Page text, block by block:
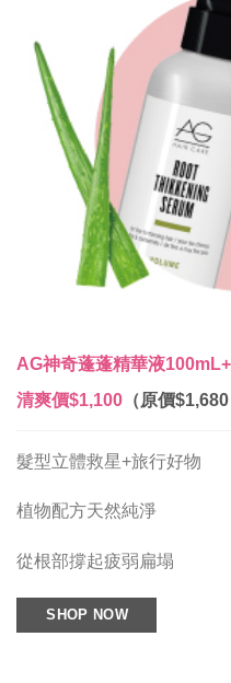
AG神奇蓬蓬精華液
清爽價$1,100 （原價$1,680
髮型立體救星+旅行好物
植物配方天然純淨
從根部撐起疲弱扁塌
SHOP NOW